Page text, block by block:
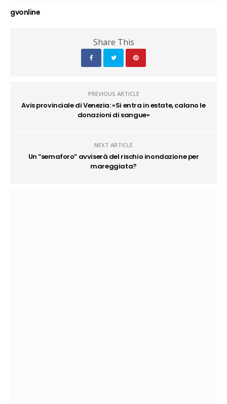
gvonline
Share This
PREVIOUS ARTICLE
Avis provinciale di Venezia: «Si entra in estate, calano le
donazioni di sangue»
NEXT ARTICLE
Un “semaforo” avviserà del rischio inondazione per
mareggiata?